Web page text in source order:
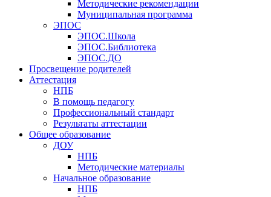
Методические рекомендации
Муниципальная программа
ЭПОС
ЭПОС.Школа
ЭПОС.Библиотека
ЭПОС.ДО
Просвещение родителей
Аттестация
НПБ
В помощь педагогу
Профессиональный стандарт
Результаты аттестации
Общее образование
ДОУ
НПБ
Методические материалы
Начальное образование
НПБ